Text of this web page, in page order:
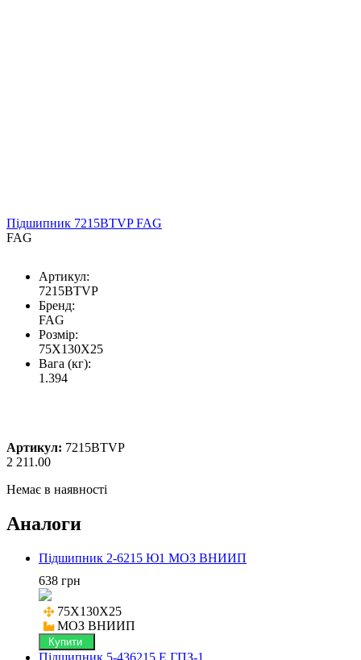
Підшипник 7215BTVP FAG
FAG
Артикул:
7215BTVP
Бренд:
FAG
Розмір:
75X130X25
Вага (кг):
1.394
Артикул: 7215BTVP
2 211.00
Немає в наявності
Аналоги
Підшипник 2-6215 Ю1 МОЗ ВНИИП
638 грн
75X130X25
МОЗ ВНИИП
Купити
Підшипник 5-436215 E ГПЗ-1